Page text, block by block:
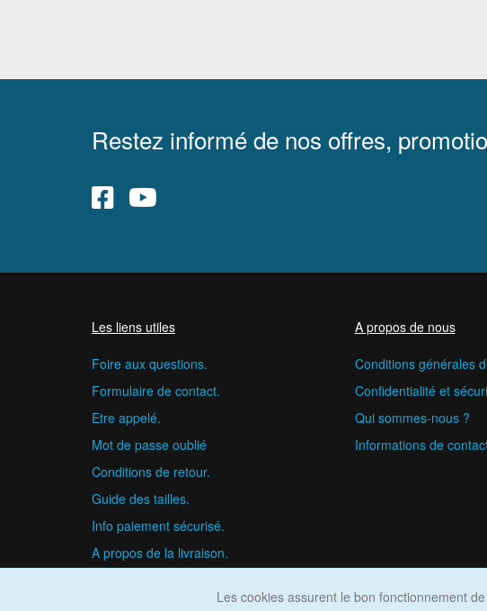
Restez informé de nos offres,
Les liens utiles
Foire aux questions.
Formulaire de contact.
Etre appelé.
Mot de passe oublié
Conditions de retour.
Guide des tailles.
Info paiement sécurisé.
A propos de la livraison.
A propos de nous
Conditions générales
Confidentialité et
Qui sommes-nous ?
Informations de
Les cookies assurent le bon fonctionnement